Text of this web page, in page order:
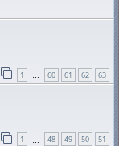
1 … 60 61 62 63
1 48 49 50 51